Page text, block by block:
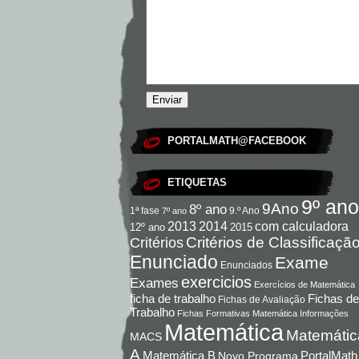
PORTALMATH@FACEBOOK
ETIQUETAS
1ª fase 7º ano 8º ano 9.º Ano 9Ano 9º ano
12º ano 2013 2014 2015 com calculadora
Critérios Critérios de
Enunciado Enunciados Exame
Exames exercicios Exercícios de Matemática
ficha de trabalho Fichas de Avaliação Fichas de
Trabalho Fichas Formativas Matemática Informações
MACS Matemática
A Matemática B Novo Programa PortalMath